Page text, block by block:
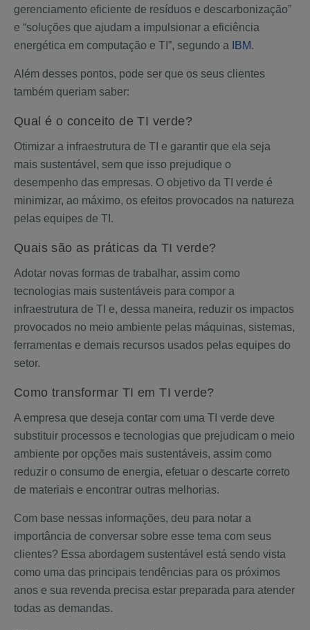
gerenciamento eficiente de resíduos e descarbonização”
e “soluções que ajudam a impulsionar a eficiência
energética em computação e TI”, segundo a
IBM.
Além desses pontos, pode ser que os seus clientes
também queriam saber:
Qual é o conceito de TI verde?
Otimizar a infraestrutura de TI e garantir que ela seja
mais sustentável, sem que isso prejudique o
desempenho das empresas. O objetivo da TI verde é
minimizar, ao máximo, os efeitos provocados na natureza
pelas equipes de TI.
Quais são as práticas da TI verde?
Adotar novas formas de trabalhar, assim como
tecnologias mais sustentáveis para compor a
infraestrutura de TI e, dessa maneira, reduzir os impactos
provocados no meio ambiente pelas máquinas, sistemas,
ferramentas e demais recursos usados pelas equipes do
setor.
Como transformar TI em TI verde?
A empresa que deseja contar com uma TI verde deve
substituir processos e tecnologias que prejudicam o meio
ambiente por opções mais sustentáveis, assim como
reduzir o consumo de energia, efetuar o descarte correto
de materiais e encontrar outras melhorias.
Com base nessas informações, deu para notar a
importância de conversar sobre esse tema com seus
clientes? Essa abordagem sustentável está sendo vista
como uma das principais tendências para os próximos
anos e sua revenda precisa estar preparada para atender
todas as demandas.